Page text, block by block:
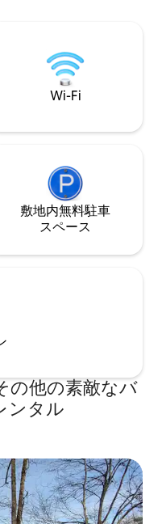
ト、
りで
でわ
大な300エーカー
動物、ハイキング
ド・ロック・リッ
しょう。
Wi-Fi
敷地内無料駐⁠車
ス⁠ペ⁠ー⁠ス
の他の素敵なバ
ンタル